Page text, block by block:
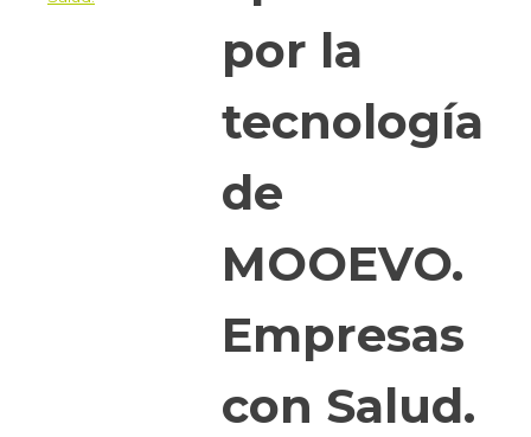
por la
tecnología
de
MOOEVO.
Empresas
con Salud.